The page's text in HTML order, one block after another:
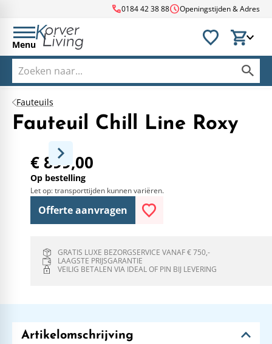
call0184 42 38 88scheduleOpeningstijden & Adres
Menu
Fauteuils
Fauteuil Chill Line Roxy
€ 899,00
Op bestelling
Let op: transporttijden kunnen variëren.
Offerte aanvragen
GRATIS LUXE BEZORGSERVICE VANAF € 750,-
LAAGSTE PRIJSGARANTIE
VEILIG BETALEN VIA IDEAL OF PIN BIJ LEVERING
Artikelomschrijving